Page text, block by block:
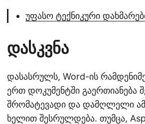
უფასო ტექნიკური
დასკვნა
დასასრულს, Word-ის
ერთ დოკუმენტში გაერთიანება
შრომატევადი და დამღლელი
ხელით შესრულდება. თუმცა,